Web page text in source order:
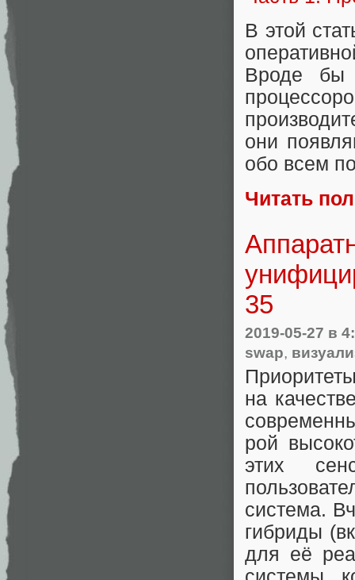
В этой
Вроде бы
они
обо всем
Читать
35
2019-05-27 в
swap,
на
рой
этих
система.
гибриды
для её